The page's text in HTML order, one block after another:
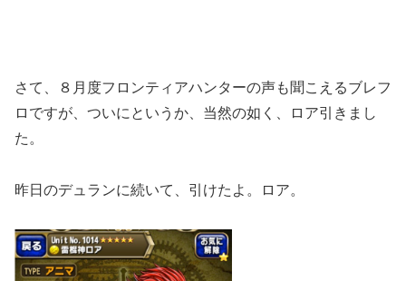
さて、８月度フロンティアハンターの声も聞こえるブレフ
ロですが、ついにというか、当然の如く、ロア引きまし
た。
昨日のデュランに続いて、引けたよ。ロア。